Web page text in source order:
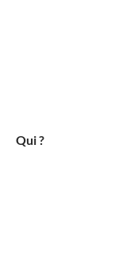
Qui ?